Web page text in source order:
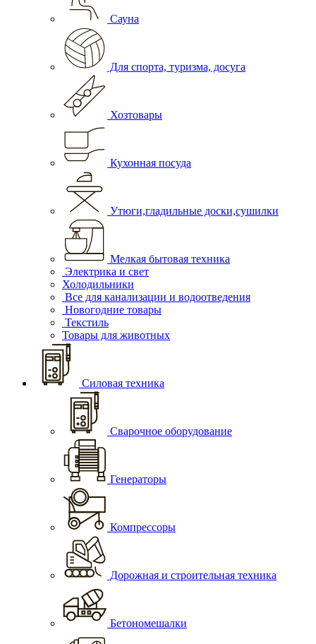
Сауна
Для спорта, туризма, досуга
Хозтовары
Кухонная посуда
Утюги,гладильные доски,сушилки
Мелкая бытовая техника
Электрика и свет
Холодильники
Все для канализации и водоотведения
Новогодние товары
Текстиль
Товары для животных
Силовая техника
Сварочное оборудование
Генераторы
Компрессоры
Дорожная и строительная техника
Бетономешалки